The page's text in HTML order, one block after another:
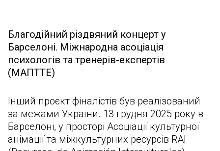
Благодійний різдвяний концерт у
Барселоні. Міжнародна асоціація
психологів та тренерів-експертів
(МАПТТЕ)
Інший проєкт фіналістів був реалізований
за межами України. 13 грудня 2025 року в
Барселоні, у просторі Асоціації культурної
анімації та міжкультурних ресурсів RAI